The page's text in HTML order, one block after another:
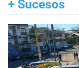
+ Sucesos